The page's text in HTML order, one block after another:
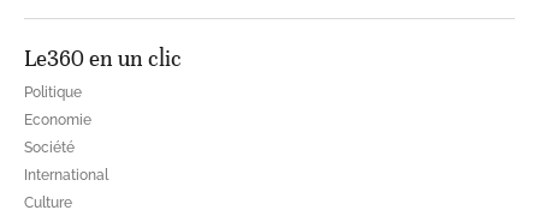
Le360 en un clic
Politique
Economie
Société
International
Culture